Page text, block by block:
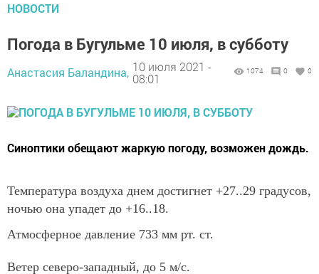
НОВОСТИ
Погода в Бугульме 10 июля, в субботу
Анастасия Баландина, 10 июля 2021 -
08:01
1074 0 0
Синоптики обещают жаркую погоду, возможен дождь.
Температура воздуха днем достигнет +27..29 градусов,
ночью она упадет до +16..18.
Атмосферное давление 733 мм рт. ст.
Ветер северо-западный, до 5 м/с.